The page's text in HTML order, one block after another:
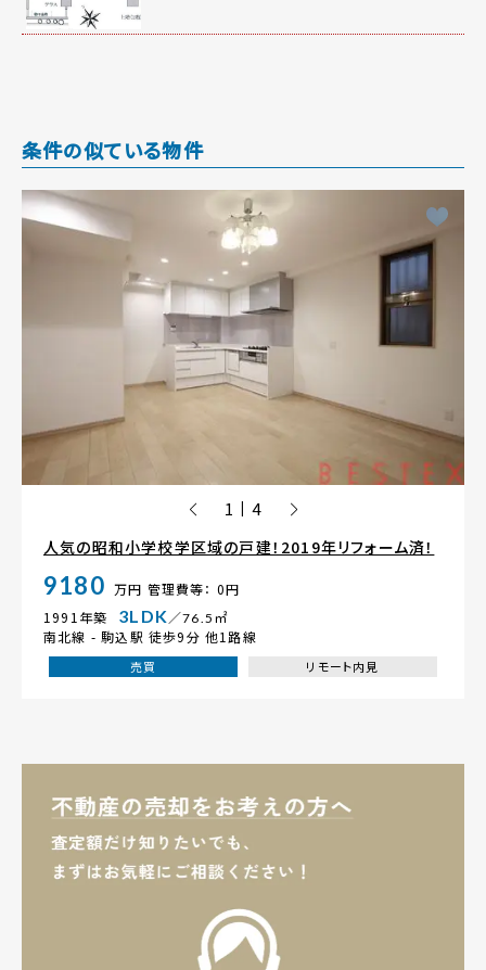
条件の似ている物件
1 | 4
人気の昭和小学校学区域の戸建！2019年リフォーム済！
9180 万円 管理費等： 0円
1991年築
3LDK／76.5㎡
南北線 -駒込駅 徒歩9分 他1路線
売買 リモート内見